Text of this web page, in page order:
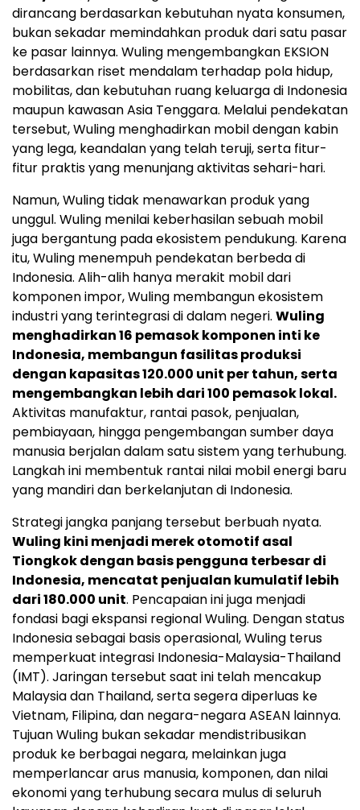
dirancang berdasarkan kebutuhan nyata konsumen,
bukan sekadar memindahkan produk dari satu pasar
ke pasar lainnya. Wuling mengembangkan EKSION
berdasarkan riset mendalam terhadap pola hidup,
mobilitas, dan kebutuhan ruang keluarga di Indonesia
maupun kawasan Asia Tenggara. Melalui pendekatan
tersebut, Wuling menghadirkan mobil dengan kabin
yang lega, keandalan yang telah teruji, serta fitur-
fitur praktis yang menunjang aktivitas sehari-hari.
Namun, Wuling tidak menawarkan produk yang
unggul. Wuling menilai keberhasilan sebuah mobil
juga bergantung pada ekosistem pendukung. Karena
itu, Wuling menempuh pendekatan berbeda di
Indonesia. Alih-alih hanya merakit mobil dari
komponen impor, Wuling membangun ekosistem
industri yang terintegrasi di dalam negeri. Wuling
menghadirkan 16 pemasok komponen inti ke
Indonesia, membangun fasilitas produksi
dengan kapasitas 120.000 unit per tahun, serta
mengembangkan lebih dari 100 pemasok lokal.
Aktivitas manufaktur, rantai pasok, penjualan,
pembiayaan, hingga pengembangan sumber daya
manusia berjalan dalam satu sistem yang terhubung.
Langkah ini membentuk rantai nilai mobil energi baru
yang mandiri dan berkelanjutan di Indonesia.
Strategi jangka panjang tersebut berbuah nyata.
Wuling kini menjadi merek otomotif asal
Tiongkok dengan basis pengguna terbesar di
Indonesia, mencatat penjualan kumulatif lebih
dari 180.000 unit. Pencapaian ini juga menjadi
fondasi bagi ekspansi regional Wuling. Dengan status
Indonesia sebagai basis operasional, Wuling terus
memperkuat integrasi Indonesia-Malaysia-Thailand
(IMT). Jaringan tersebut saat ini telah mencakup
Malaysia dan Thailand, serta segera diperluas ke
Vietnam, Filipina, dan negara-negara ASEAN lainnya.
Tujuan Wuling bukan sekadar mendistribusikan
produk ke berbagai negara, melainkan juga
memperlancar arus manusia, komponen, dan nilai
ekonomi yang terhubung secara mulus di seluruh